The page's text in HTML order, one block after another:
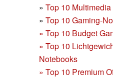
» Top 10
» Top 10 Gaming-
» Top 10 Budget
» Top 10
Notebooks
» Top 10 Premium